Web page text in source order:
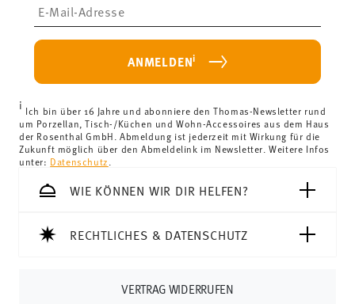
ANMELDENi
i Ich bin über 16 Jahre und abonniere den Thomas-Newsletter rund
um Porzellan, Tisch-/Küchen und Wohn-Accessoires aus dem Haus
der Rosenthal GmbH. Abmeldung ist jederzeit mit Wirkung für die
Zukunft möglich über den Abmeldelink im Newsletter. Weitere Infos
unter: Datenschutz
WIE KÖNNEN WIR DIR HELFEN?
RECHTLICHES & DATENSCHUTZ
VERTRAG WIDERRUFEN